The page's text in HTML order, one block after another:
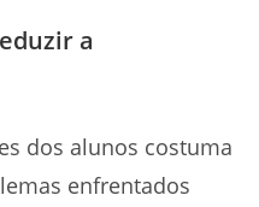
a
dos alunos costuma
enfrentados